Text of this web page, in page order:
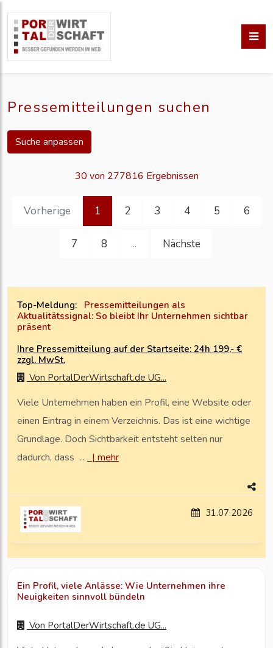
Pressemitteilungen suchen
Suche anpassen
30 von 277816 Ergebnissen
Vorherige 1 2 3 4 5 6
7 8 ... Nächste
Top-Meldung: Pressemitteilungen als
Aktualitätssignal: So bleibt Ihr Unternehmen sichtbar
präsent
Ihre Pressemitteilung auf der Startseite: 24h 199,- €
zzgl. MwSt.
Von PortalDerWirtschaft.de UG...
Viele Unternehmen haben ein Profil, eine Website oder
einen Eintrag in einem Verzeichnis. Das ist eine wichtige
Grundlage. Doch Sichtbarkeit entsteht selten nur
dadurch, dass ...
| mehr
31.07.2026
Ein Profil, viele Anlässe: Wie Unternehmen ihre
Neuigkeiten sinnvoll bündeln
Von PortalDerWirtschaft.de UG...